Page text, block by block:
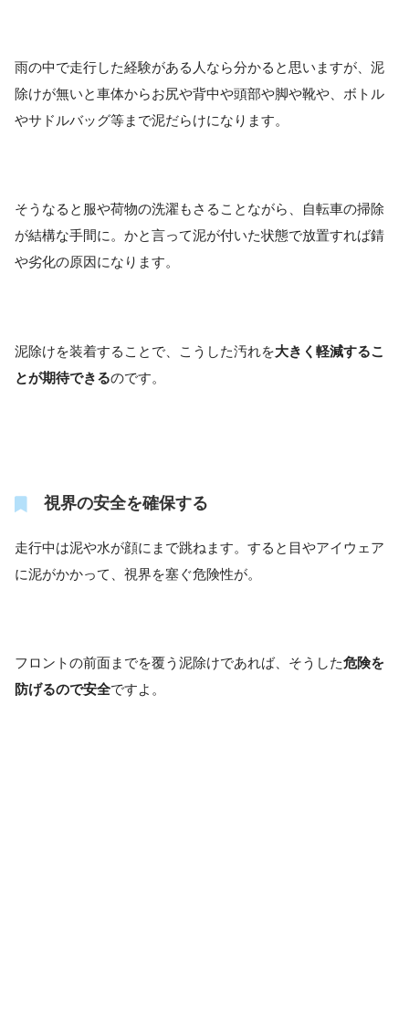
雨の中で走行した経験がある人なら分かると思いますが、泥
除けが無いと車体からお尻や背中や頭部や脚や靴や、ボトル
やサドルバッグ等まで泥だらけになります。
そうなると服や荷物の洗濯もさることながら、自転車の掃除
が結構な手間に。かと言って泥が付いた状態で放置すれば錆
や劣化の原因になります。
泥除けを装着することで、こうした汚れを大きく軽減するこ
とが期待できるのです。
視界の安全を確保する
走行中は泥や水が顔にまで跳ねます。すると目やアイウェア
に泥がかかって、視界を塞ぐ危険性が。
フロントの前面までを覆う泥除けであれば、そうした危険を
防げるので安全ですよ。